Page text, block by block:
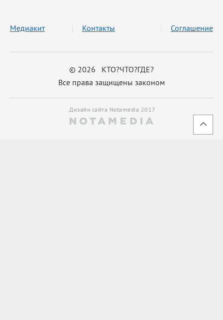
© 2026 КТО?ЧТО?ГДЕ?
Все права защищены законом
Медиакит Контакты Соглашение
Дизайн сайта Notamedia 2017